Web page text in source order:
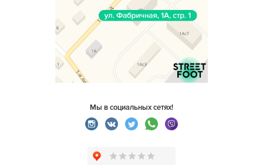
Мы в социальных сетях!